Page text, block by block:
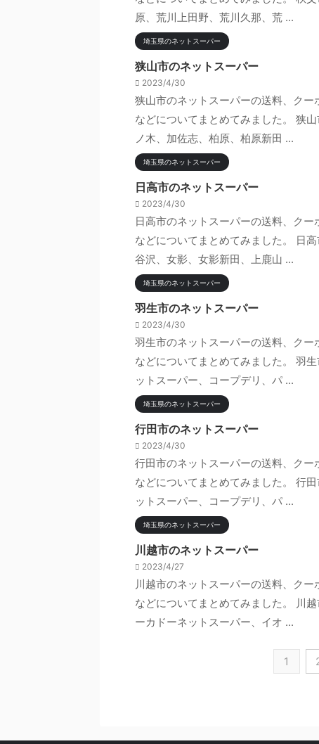
原、荒川上田野、荒川久那、荒 ...
埼玉県のネットスーパー
狭山市のネットスーパー
2023/4/30
狭山市のネットスーパーの送料、ク
などについてまとめてみました。 狭
ノ木、加佐志、柏原、柏原新田 ...
埼玉県のネットスーパー
日高市のネットスーパー
2023/4/30
日高市のネットスーパーの送料、ク
などについてまとめてみました。 日
谷沢、女影、女影新田、上鹿山 ...
埼玉県のネットスーパー
羽生市のネットスーパー
2023/4/30
羽生市のネットスーパーの送料、ク
などについてまとめてみました。 羽
ットスーパー、コープデリ、パ ...
埼玉県のネットスーパー
行田市のネットスーパー
2023/4/30
行田市のネットスーパーの送料、ク
などについてまとめてみました。 行
ットスーパー、コープデリ、パ ...
埼玉県のネットスーパー
川越市のネットスーパー
2023/4/27
川越市のネットスーパーの送料、ク
などについてまとめてみました。 川
ーカドーネットスーパー、イオ ...
1